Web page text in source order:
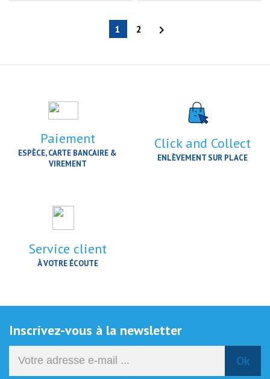
1 2 
Paiement
ESPÈCE, CARTE BANCAIRE &
VIREMENT
Click and Collect
ENLÈVEMENT SUR PLACE
Service client
À VOTRE ÉCOUTE
Inscrivez-vous à la newsletter